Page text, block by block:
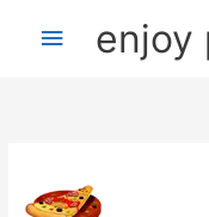
enjoy
Menu